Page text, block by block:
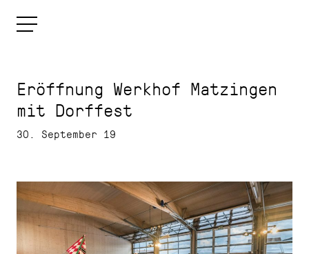
Eröffnung Werkhof Matzingen
mit Dorffest
30. September 19